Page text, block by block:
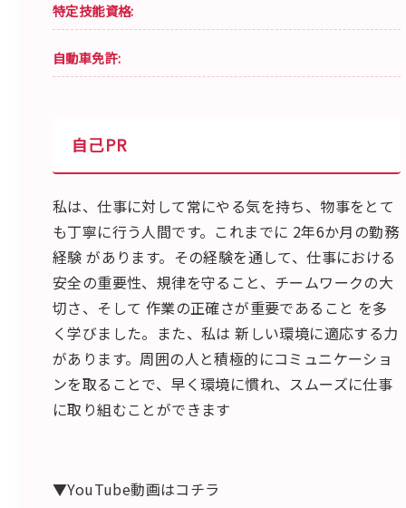
特定技能資格:
自動車免許:
自己PR
私は、仕事に対して常にやる気を持ち、物事をとて
も丁寧に行う人間です。これまでに 2年6か月の勤務
経験 があります。その経験を通して、仕事における
安全の重要性、規律を守ること、チームワークの大
切さ、そして 作業の正確さが重要であること を多
く学びました。また、私は 新しい環境に適応する力
があります。周囲の人と積極的にコミュニケーショ
ンを取ることで、早く環境に慣れ、スムーズに仕事
に取り組むことができます
▼YouTube動画はコチラ